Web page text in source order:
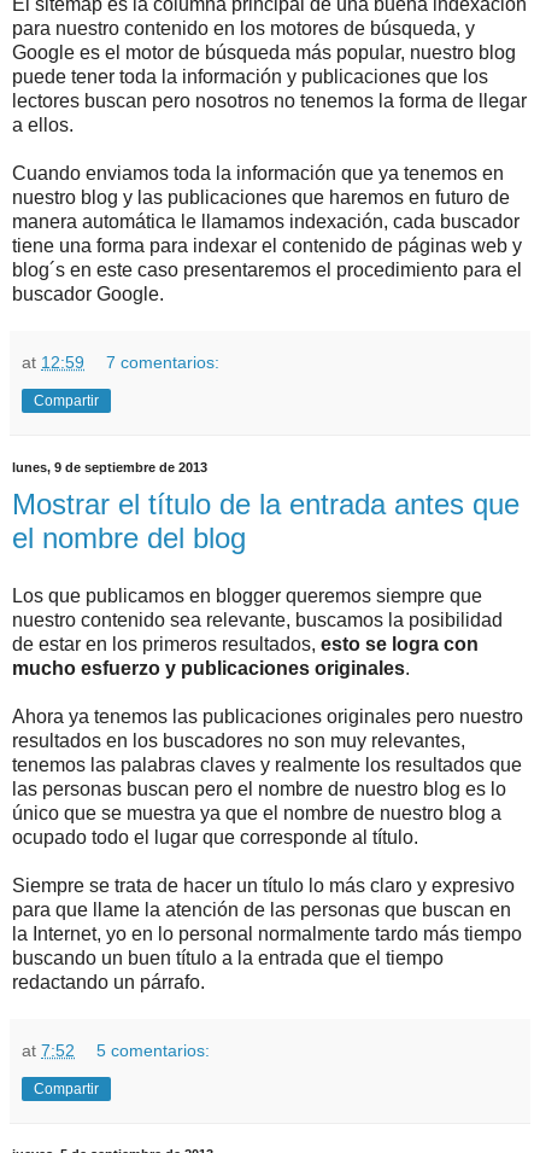
para nuestro contenido en los motores de búsqueda, y
Google es el motor de búsqueda más popular, nuestro blog
puede tener toda la información y publicaciones que los
lectores buscan pero nosotros no tenemos la forma de llegar
a ellos.
Cuando enviamos toda la información que ya tenemos en
nuestro blog y las publicaciones que haremos en futuro de
manera automática le llamamos indexación, cada buscador
tiene una forma para indexar el contenido de páginas web y
blog´s en este caso presentaremos el procedimiento para el
buscador Google.
at 12:59 7 comentarios:
Compartir
lunes, 9 de septiembre de 2013
Mostrar el título de la entrada antes que
el nombre del blog
Los que publicamos en blogger queremos siempre que
nuestro contenido sea relevante, buscamos la posibilidad
de estar en los primeros resultados, esto se logra con
mucho esfuerzo y publicaciones originales.
Ahora ya tenemos las publicaciones originales pero nuestro
resultados en los buscadores no son muy relevantes,
tenemos las palabras claves y realmente los resultados que
las personas buscan pero el nombre de nuestro blog es lo
único que se muestra ya que el nombre de nuestro blog a
ocupado todo el lugar que corresponde al título.
Siempre se trata de hacer un título lo más claro y expresivo
para que llame la atención de las personas que buscan en
la Internet, yo en lo personal normalmente tardo más tiempo
buscando un buen título a la entrada que el tiempo
redactando un párrafo.
at 7:52 5 comentarios:
Compartir